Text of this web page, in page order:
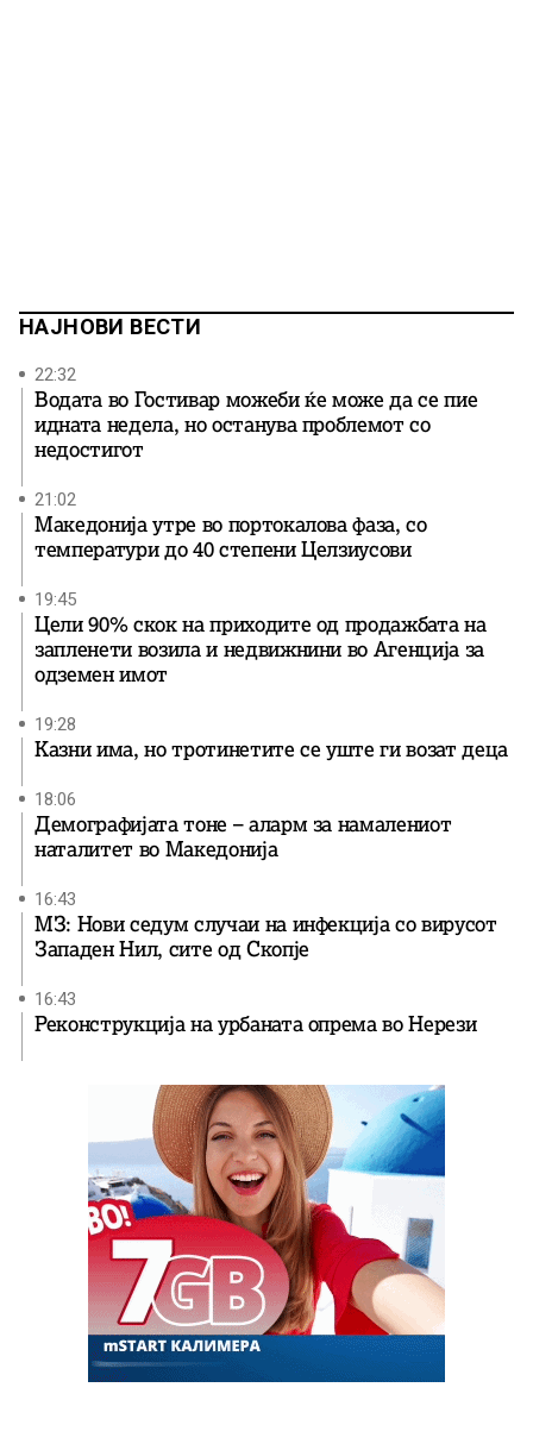
НАЈНОВИ ВЕСТИ
22:32
Водата во Гостивар можеби ќе може да се пие
идната недела, но останува проблемот со
недостигот
21:02
Македонија утре во портокалова фаза, со
температури до 40 степени Целзиусови
19:45
Цели 90% скок на приходите од продажбата на
запленети возила и недвижнини во Агенција за
одземен имот
19:28
Казни има, но тротинетите се уште ги возат деца
18:06
Демографијата тоне – аларм за намалениот
наталитет во Македонија
16:43
МЗ: Нови седум случаи на инфекција со вирусот
Западен Нил, сите од Скопје
16:43
Реконструкција на урбаната опрема во Нерези